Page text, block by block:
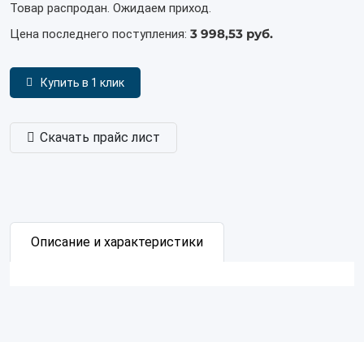
Товар распродан. Ожидаем приход.
Цена последнего поступления: 3 998,53 руб.
Купить в 1 клик
Скачать прайс лист
Описание и характеристики